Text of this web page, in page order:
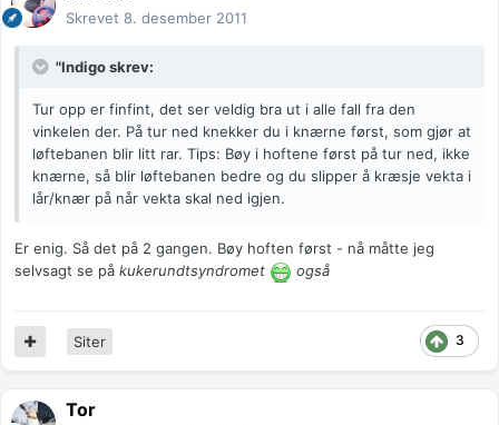
Skrevet 8. desember 2011
"Indigo skrev:
Tur opp er finfint, det ser veldig bra ut i alle fall fra den
vinkelen der. På tur ned knekker du i knærne først, som gjør at
løftebanen blir litt rar. Tips: Bøy i hoftene først på tur ned, ikke
knærne, så blir løftebanen bedre og du slipper å kræsje vekta i
lår/knær på når vekta skal ned igjen.
Er enig. Så det på 2 gangen. Bøy hoften først - nå måtte jeg
selvsagt se på kukerundtsyndromet også
3
Siter
Tor